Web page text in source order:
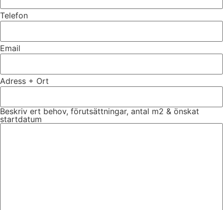
Telefon
Email
Adress + Ort
Beskriv ert behov, förutsättningar, antal m2 & önskat
startdatum